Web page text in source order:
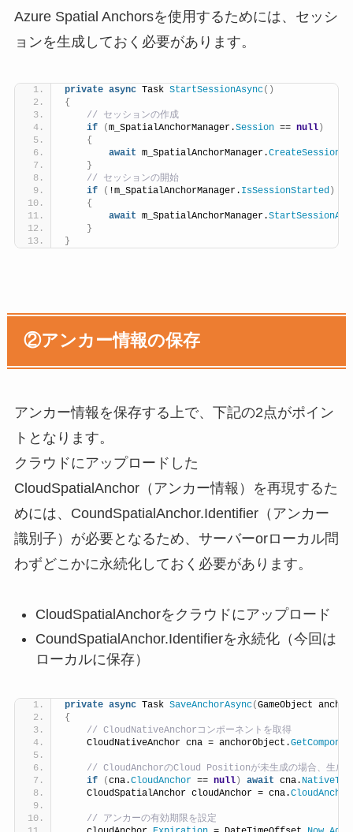
Azure Spatial Anchorsを使用するためには、セッシ
ョンを生成しておく必要があります。
private async Task StartSessionAsync()
{
// セッションの作成
if
(m_SpatialAnchorManager.Session == null)
{
await m_SpatialAnchorManager.
}
// セッションの開始
if
( !m_SpatialAnchorManager. IsSessionStarted)
{
await m_SpatialAnchorManager.
}
}
②アンカー情報の保存
アンカー情報を保存する上で、下記の2点がポイン
トとなります。
クラウドにアップロードした
CloudSpatialAnchor（アンカー情報）を再現するた
めには、CoundSpatialAnchor.Identifier（アンカー
識別子）が必要となるため、サーバーorローカル問
わずどこかに永続化しておく必要があります。
CloudSpatialAnchorをクラウドにアップロード
CoundSpatialAnchor.Identifierを永続化（今回は
ローカルに保存）
private async Task SaveAnchorAsync(GameObject
{
// CloudNativeAnchorコンポーネントを取得
    CloudNativeAnchor cna = anchorObject.
// CloudAnchorのCloud Positionが未生成の場合、生成
if
(cna.CloudAnchor == null) await cna.
    CloudSpatialAnchor cloudAnchor = cna.
CloudAnchor
// アンカーの有効期限を設定